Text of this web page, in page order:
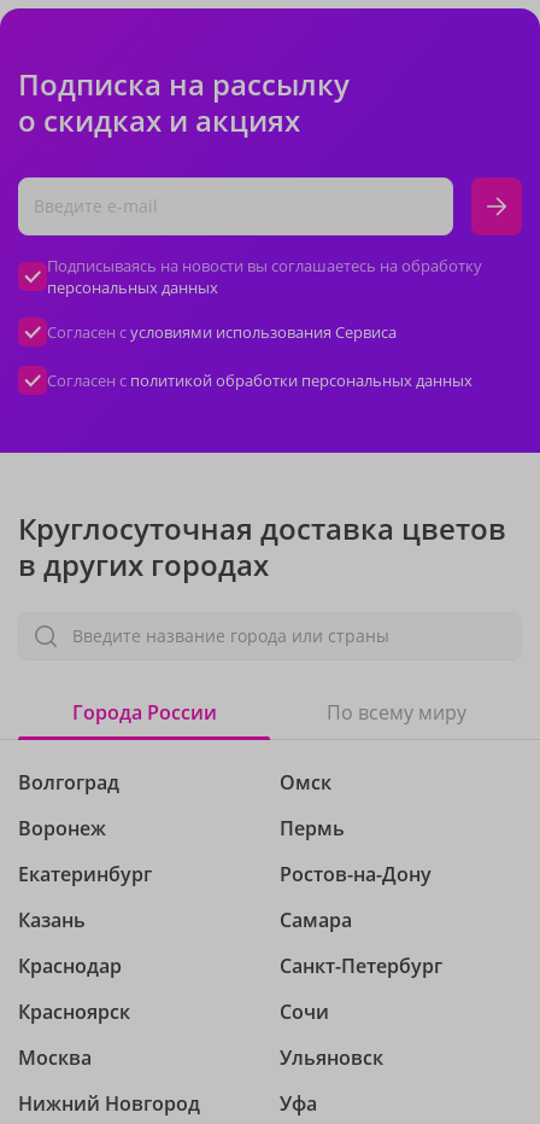
Подписка на рассылку
о скидках и акциях
Подписываясь на новости вы соглашаетесь на обработку
персональных данных
Согласен сусловиями использования Сервиса
Согласен с политикой обработки персональных данных
Круглосуточная доставка цветов
в других городах
Введите название города или страны
Города России По всему миру
Волгоград
Воронеж
Екатеринбург
Казань
Краснодар
Красноярск
Москва
Нижний Новгород
Омск
Пермь
Ростов-на-Дону
Самара
Санкт-Петербург
Сочи
Ульяновск
Уфа